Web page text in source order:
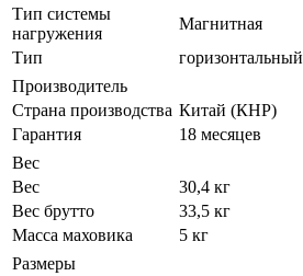
Тип системы
нагружения
Магнитная
Тип
горизонтальный
Производитель
Страна производства Китай (КНР)
Гарантия
18 месяцев
Вес
Вес
30,4 кг
Вес брутто
33,5 кг
Масса маховика
5 кг
Размеры